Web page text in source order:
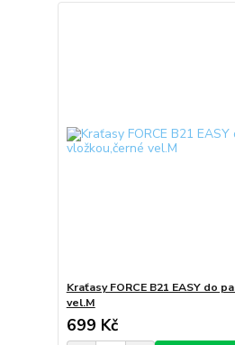
Kraťasy FORCE B21 EASY do
vel.M
699 Kč